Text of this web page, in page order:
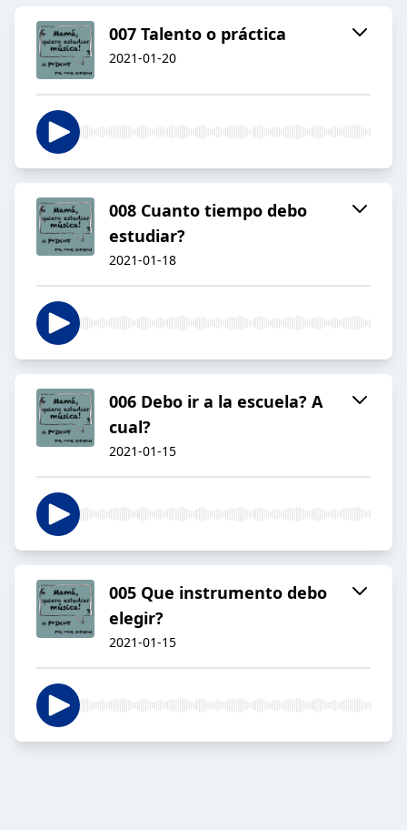
007 Talento o práctica
2021-01-20
008 Cuanto tiempo debo
estudiar?
2021-01-18
006 Debo ir a la escuela? A
cual?
2021-01-15
005 Que instrumento debo
elegir?
2021-01-15